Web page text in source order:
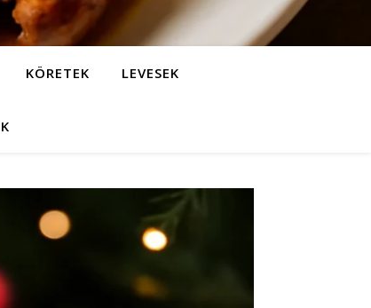
KÖRETEK LEVESEK